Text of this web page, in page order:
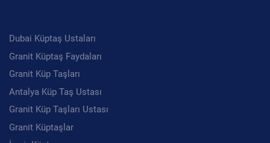
Dubai Küptaş Ustaları
Granit Küptaş Faydaları
Granit Küp Taşları
Antalya Küp Taş Ustası
Granit Küp Taşları Ustası
Granit Küptaşlar